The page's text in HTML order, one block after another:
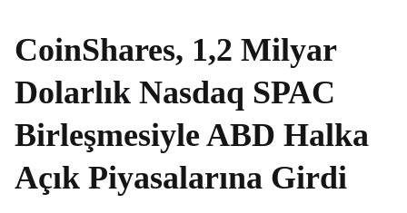
CoinShares, 1,2 Milyar
Dolarlık Nasdaq SPAC
Birleşmesiyle ABD Halka
Açık Piyasalarına Girdi